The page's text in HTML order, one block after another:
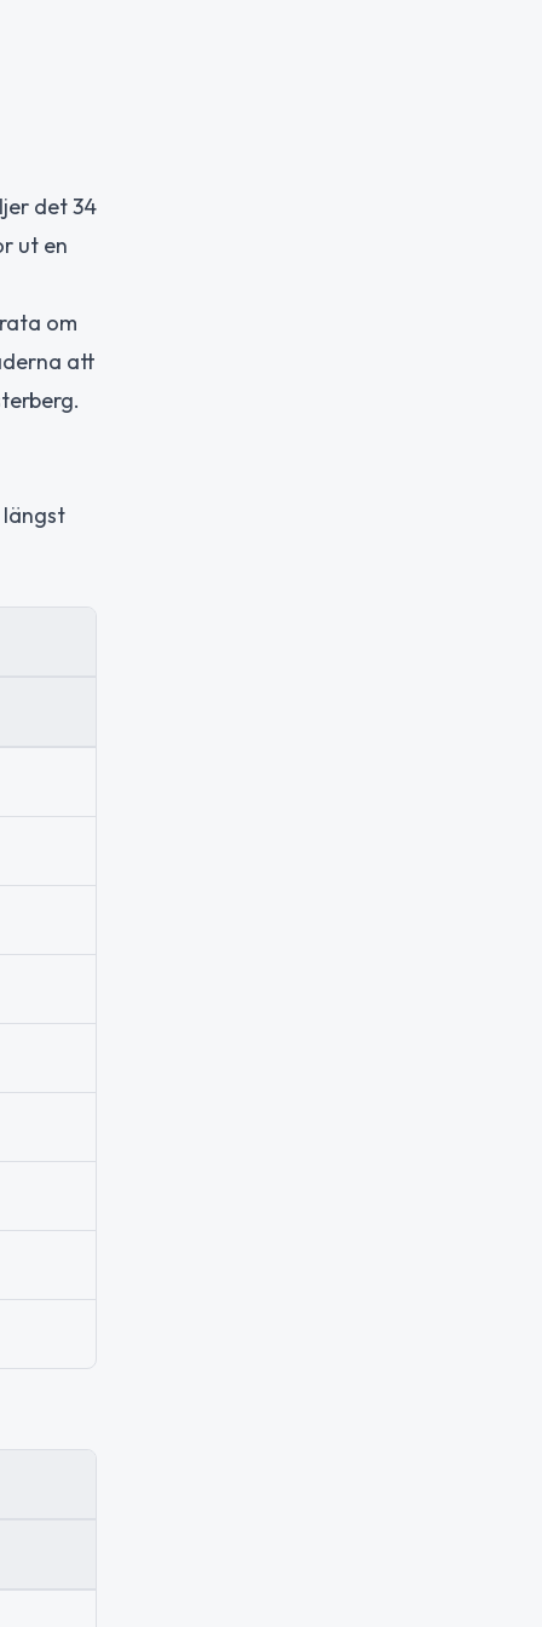
det 34
ut en
om
att
längst